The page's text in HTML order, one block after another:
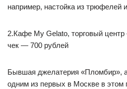
например, настойка из трюфелей
2.Кафе My Gelato, торговый
чек — 700 рублей
Бывшая джелатерия «Пломбир»,
одним из первых в Москве в этом